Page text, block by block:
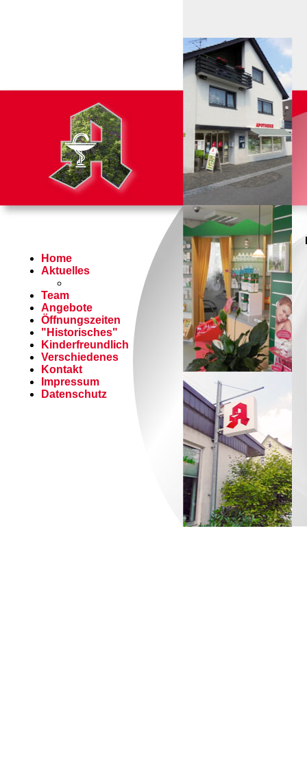
Home
Aktuelles
Team
Angebote
Öffnungszeiten
"Historisches"
Kinderfreundlich
Verschiedenes
Kontakt
Impressum
Datenschutz